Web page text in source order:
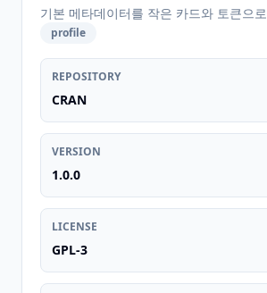
기본 메타데이터를 작은 카드와 토큰으
profile
REPOSITORY
CRAN
VERSION
1.0.0
LICENSE
GPL-3